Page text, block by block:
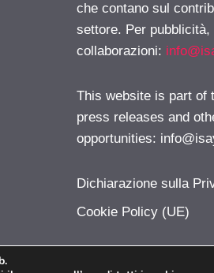
che contano sul
settore. Per
collaborazioni:
This website is part of
press releases and
opportunities:
Dichiarazione sulla
Cookie Policy (UE)